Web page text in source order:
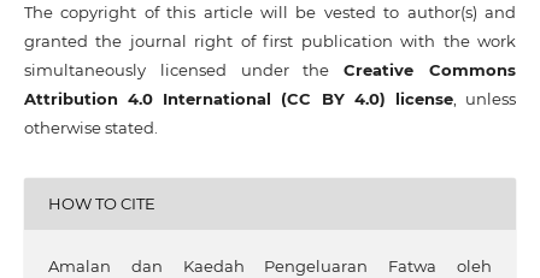
The copyright of this article will be vested to author(s) and
granted the journal right of first publication with the work
simultaneously licensed under theCreative Commons
Attribution 4.0 International (CC BY 4.0) license, unless
otherwise stated.
HOW TO CITE
Amalan dan Kaedah Pengeluaran Fatwa oleh